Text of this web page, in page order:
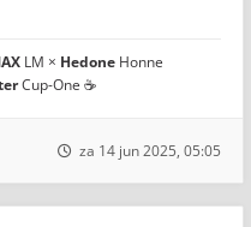
LM × Hedone Honne
Cup-One ☕
za 14 jun 2025, 05:05